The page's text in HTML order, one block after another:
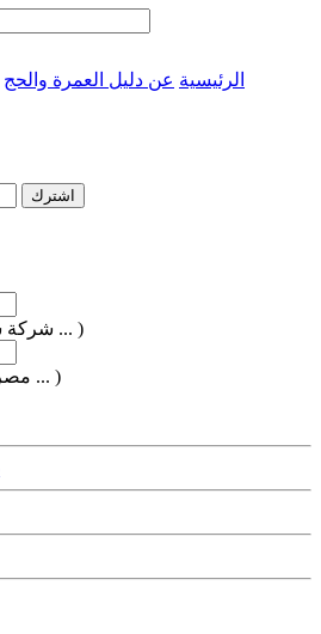
الرئيسية عن دليل العمرة والحج
( شركة سياحة، شركة نقل، فنادق ... )
(مصر، القاهرة، السعودية، مكة ... )